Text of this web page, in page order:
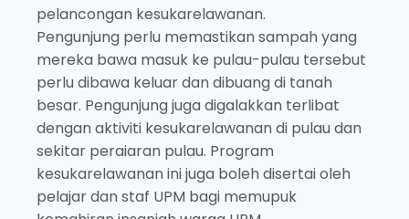
pelancongan kesukarelawanan.
Pengunjung perlu memastikan sampah yang
mereka bawa masuk ke pulau-pulau tersebut
perlu dibawa keluar dan dibuang di tanah
besar. Pengunjung juga digalakkan terlibat
dengan aktiviti kesukarelawanan di pulau dan
sekitar peraiaran pulau. Program
kesukarelawanan ini juga boleh disertai oleh
pelajar dan staf UPM bagi memupuk